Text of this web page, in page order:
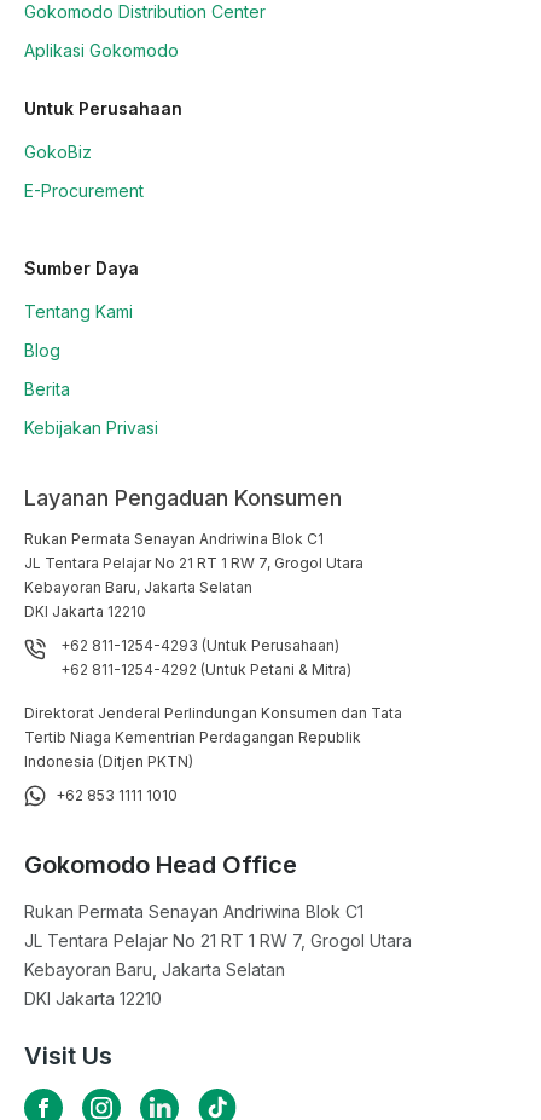
Gokomodo Distribution Center
Aplikasi Gokomodo
Untuk Perusahaan
GokoBiz
E-Procurement
Sumber Daya
Tentang Kami
Blog
Berita
Kebijakan Privasi
Layanan Pengaduan Konsumen
Rukan Permata Senayan Andriwina Blok C1
JL Tentara Pelajar No 21 RT 1 RW 7, Grogol Utara
Kebayoran Baru, Jakarta Selatan
DKI Jakarta 12210
+62 811-1254-4293 (Untuk Perusahaan)
+62 811-1254-4292 (Untuk Petani & Mitra)
Direktorat Jenderal Perlindungan Konsumen dan Tata
Tertib Niaga Kementrian Perdagangan Republik
Indonesia (Ditjen PKTN)
+62 853 1111 1010
Gokomodo Head Office
Rukan Permata Senayan Andriwina Blok C1
JL Tentara Pelajar No 21 RT 1 RW 7, Grogol Utara
Kebayoran Baru, Jakarta Selatan
DKI Jakarta 12210
Visit Us